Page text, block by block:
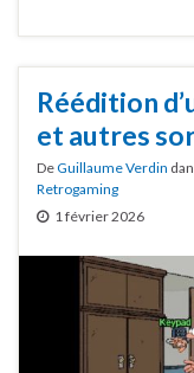
Réédition
et autres
DeGuillaume Verdin
Retrogaming
1 février 2026